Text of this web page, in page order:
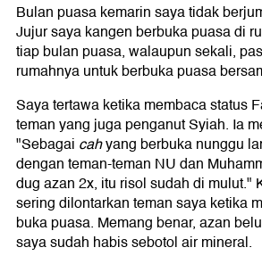
Bulan puasa kemarin saya tidak
Jujur saya kangen berbuka puasa di
tiap bulan puasa, walaupun sekali,
rumahnya untuk berbuka puasa
Saya tertawa ketika membaca status
teman yang juga penganut Syiah. Ia
"Sebagai cahyang berbuka nunggu
dengan teman-teman NU dan
dug azan 2x, itu risol sudah di mulut."
sering dilontarkan teman saya ketika
buka puasa. Memang benar, azan
saya sudah habis sebotol air mineral.